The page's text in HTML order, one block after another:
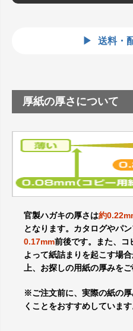
送料・
厚紙の厚さについて
官製ハガキの厚さは約
となります。カタログやパ
0.17mm前後です。また、コ
よって紙詰まりを起こす場
上、お探しの用紙の厚みを
※ご注文前に、実際の紙の
くことをおすすめしています